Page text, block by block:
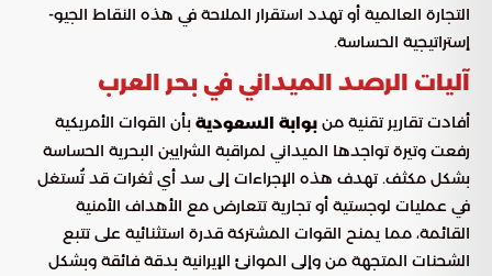
التجارة العالمية أو تهدد استقرار الملاحة في هذه النقاط الجيو-
إستراتيجية الحساسة.
آليات الرصد الميداني في بحر العرب
أفادت تقارير تقنية من بوابة السعودية بأن القوات الأمريكية
رفعت وتيرة تواجدها الميداني لمراقبة الشرايين البحرية الحساسة
بشكل مكثف. تهدف هذه الإجراءات إلى سد أي ثغرات قد تُستغل
في عمليات لوجستية أو تجارية تتعارض مع الأهداف الأمنية
القائمة، مما يمنح القوات المشتركة قدرة استثنائية على تتبع
الشحنات المتجهة من وإلى الموانئ الإيرانية بدقة فائقة وبشكل